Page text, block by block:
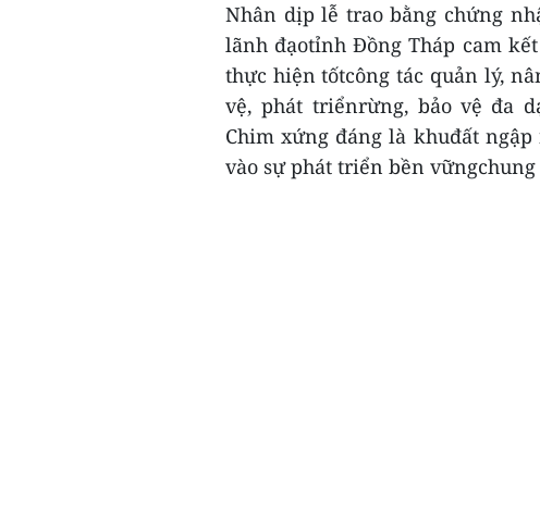
Nhân dịp lễ trao bằng chứng
lãnh đạotỉnh Đồng Tháp cam
thực hiện tốtcông tác quản lý,
vệ, phát triểnrừng, bảo vệ đa
Chim xứng đáng là khuđất
vào sự phát triển bền